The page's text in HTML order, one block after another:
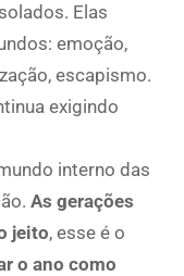
Elas
emoção,
escapismo.
exigindo
interno das
As gerações
jeito, esse é o
o ano como